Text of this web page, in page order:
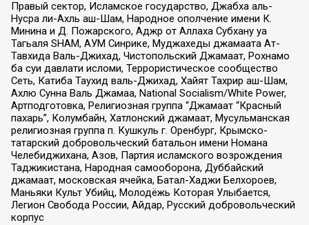
Правый сектор, Исламское государство, Джабха аль-
Нусра ли-Ахль аш-Шам, Народное ополчение имени К.
Минина и Д. Пожарского, Аджр от Аллаха Субхану уа
Тагьаля SHAM, АУМ Синрике, Муджахеды джамаата Ат-
Тавхида Валь-Джихад, Чистопольский Джамаат, Рохнамо
ба суи давлати исломи, Террористическое сообщество
Сеть, Катиба Таухид валь-Джихад, Хайят Тахрир аш-Шам,
Ахлю Сунна Валь Джамаа, National Socialism/White Power,
Артподготовка, Религиозная группа “Джамаат “Красный
пахарь”, Колумбайн, Хатлонский джамаат, Мусульманская
религиозная группа п. Кушкуль г. Оренбург, Крымско-
татарский добровольческий батальон имени Номана
Челебиджихана, Азов, Партия исламского возрождения
Таджикистана, Народная самооборона, Дуббайский
джамаат, московская ячейка, Батал-Хаджи Белхороев,
Маньяки Культ Убийц, Молодёжь Которая Улыбается,
Легион Свобода России, Айдар, Русский добровольческий
корпус